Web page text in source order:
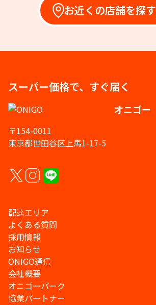
お近くの店舗を探す
スーパー価格で、すぐ届く
オニゴー
〒154-0011
東京都世田谷区上馬1-17-5
配達エリア
よくある質問
採用情報
お知らせ
ONIGO通信
会社概要
オニゴーパーク
協業パートナー